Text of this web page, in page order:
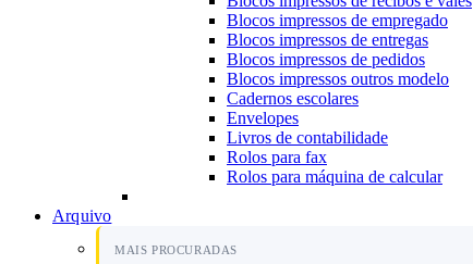
Blocos impressos de empregado
Blocos impressos de entregas
Blocos impressos de pedidos
Blocos impressos outros modelo
Cadernos escolares
Envelopes
Livros de contabilidade
Rolos para fax
Rolos para máquina de calcular
Arquivo
MAIS PROCURADAS